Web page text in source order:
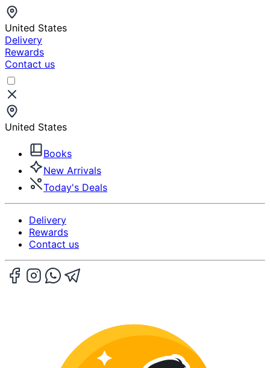
United States
Delivery
Rewards
Contact us
United States
Books
New Arrivals
Today's Deals
Delivery
Rewards
Contact us